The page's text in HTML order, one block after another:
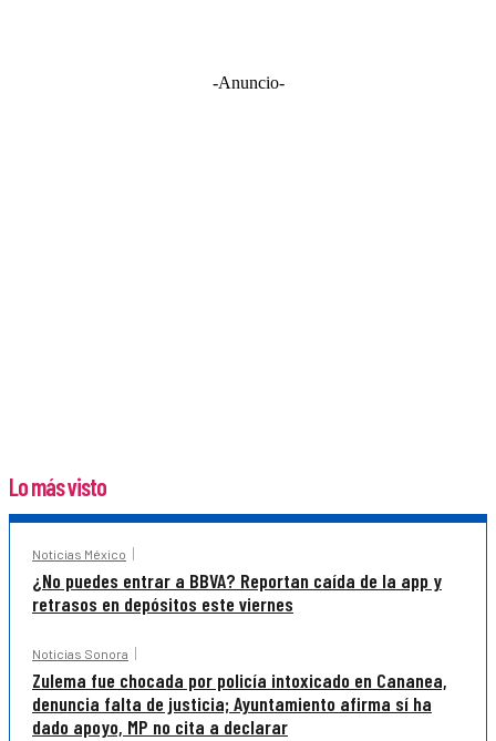
-Anuncio-
Lo más visto
Noticias México
¿No puedes entrar a BBVA? Reportan caída de la app y
retrasos en depósitos este viernes
Noticias Sonora
Zulema fue chocada por policía intoxicado en Cananea,
denuncia falta de justicia; Ayuntamiento afirma sí ha
dado apoyo, MP no cita a declarar